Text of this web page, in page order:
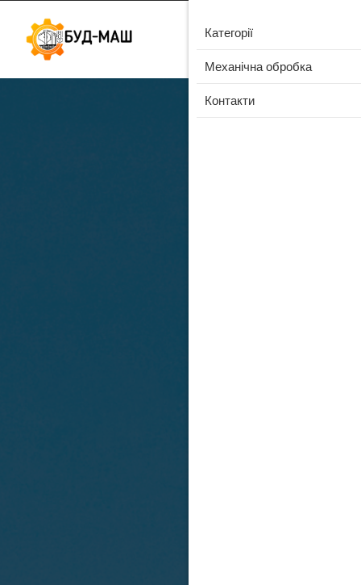
Категорії
Механічна обробка
Контакти